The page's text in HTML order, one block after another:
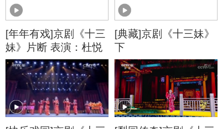
[年年有戏]京剧《十三
妹》片断 表演：杜悦
[典藏]京剧《十三妹》
下